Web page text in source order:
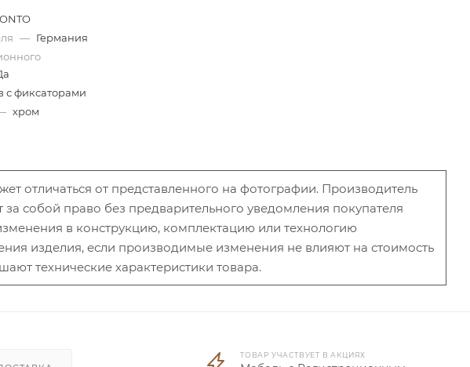
— Германия
с фиксаторами
хром
отличаться от представленного на фотографии. Производитель
за собой право без предварительного уведомления покупателя
в конструкцию, комплектацию или технологию
изделия, если производимые изменения не влияют на стоимость
технические характеристики товара.
ТОВАР УЧАСТВУЕТ В АКЦИЯХ